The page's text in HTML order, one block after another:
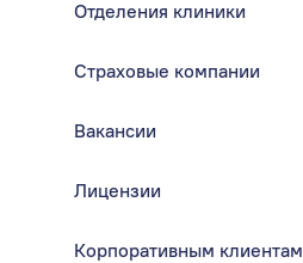
Отделения клиники
Страховые компании
Вакансии
Лицензии
Корпоративным клиентам